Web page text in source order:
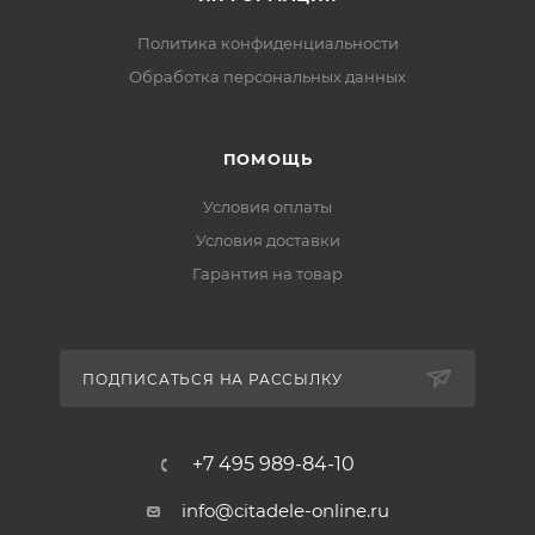
Комплект поставки:
Политика конфиденциальности
Обработка персональных данных
ПОМОЩЬ
Условия оплаты
Условия доставки
Гарантия на товар
ПОДПИСАТЬСЯ НА РАССЫЛКУ
+7 495 989-84-10
info@citadele-online.ru